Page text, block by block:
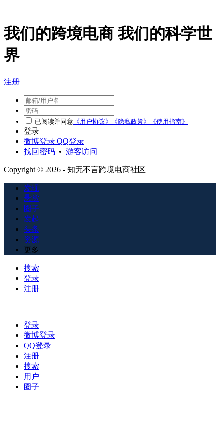
我们的跨境电商 我们的科学世
界
注册
已阅读并同意 《用户协议》 《隐私政策》 《使用指南》
登录
微博登录 QQ登录
找回密码 • 游客访问
Copyright © 2026 - 知无不言跨境电商社区
发现
悬赏
圈子
发起
头条
资源
更多
搜索
登录
注册
登录
微博登录
QQ登录
注册
搜索
用户
圈子